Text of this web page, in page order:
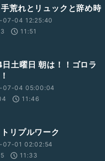
荒れとリュックと辞め時
07-04 12:25:40
11:51
土曜日 朝は！！ゴロラ
07-04 05:00:04
11:46
リプルワーク
07-01 02:02:54
11:33